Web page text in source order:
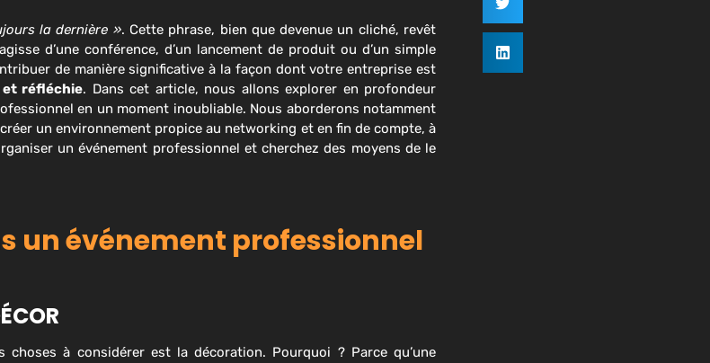
la dernière ». Cette phrase, bien que devenue un cliché, revêt
d’une conférence, d’un lancement de produit ou d’un simple
de manière significative à la façon dont votre entreprise est
et réfléchie. Dans cet article, nous allons explorer en profondeur
en un moment inoubliable. Nous aborderons notamment
un environnement propice au networking et en fin de compte, à
un événement professionnel et cherchez des moyens de le
un événement professionnel
à considérer est la décoration. Pourquoi ? Parce qu’une